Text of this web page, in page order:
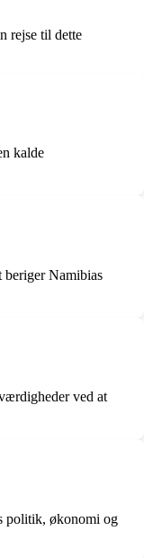
rejse til dette
kalde
beriger Namibias
ved at
politik, økonomi og